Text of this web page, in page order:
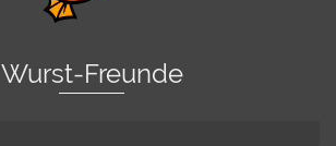
Wurst-Freunde